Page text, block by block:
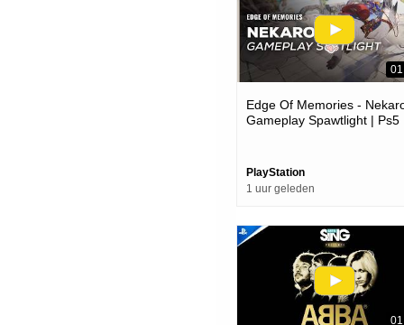
Edge Of Memories -
Gameplay Spawtlight | Ps5
PlayStation
1 uur geleden